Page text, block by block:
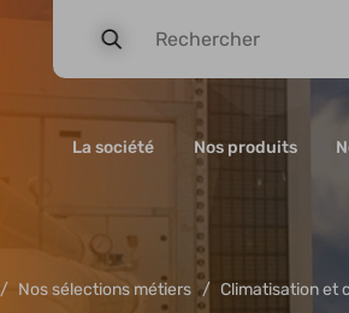
La société Nos produits
Nos sélections métiers Climatisation et